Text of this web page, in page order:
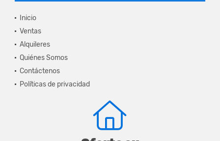
Inicio
Ventas
Alquileres
Quiénes Somos
Contáctenos
Políticas de privacidad